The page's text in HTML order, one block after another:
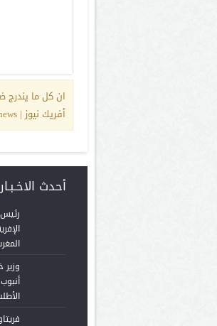
أفريك نيوز | Afriquenews الالكترونية وهي تلزم بمضمونها كاتبها حصرياً.
أحدث الاخـبـار
وزير